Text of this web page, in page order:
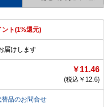
ント(1%還元)
届けします
￥11.46
(税込￥ 12.6)
品のお問合せ